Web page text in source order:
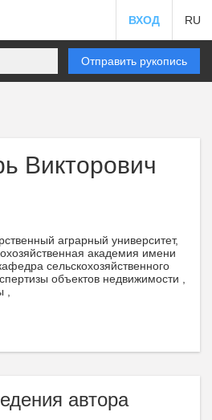
ВХОД RU
Отправить рукопись
Викторович
аграрный университет,
академия имени
сельскохозяйственного
объектов недвижимости ,
автора